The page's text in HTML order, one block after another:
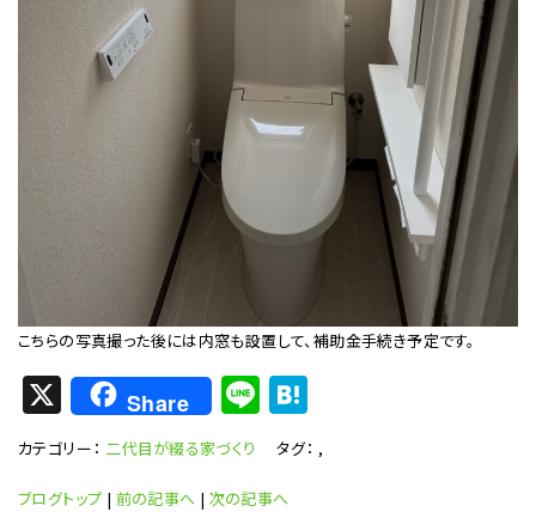
こちらの写真撮った後には内窓も設置して、補助金手続き予定です。
X Share Li
n
e
H
at
e
カテゴリー： 二代目が綴る家づくり タグ： ,
ブログトップ | 前の記事へ | 次の記事へ